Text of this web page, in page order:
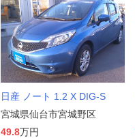
日産 ノート 1.2 X DIG-S
宮城県仙台市宮城野区
49.8万円